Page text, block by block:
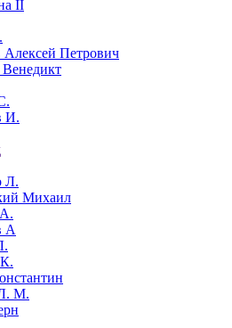
II
Петрович
И.
Л.
Михаил
А
М.